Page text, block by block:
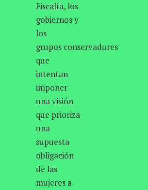
Fiscalía, los
gobiernos y
los
grupos conservadores
que
intentan
imponer
una visión
que prioriza
una
supuesta
obligación
de las
mujeres a